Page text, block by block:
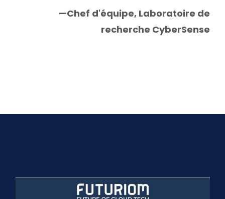
—Chef d'équipe, Laboratoire de
recherche CyberSense